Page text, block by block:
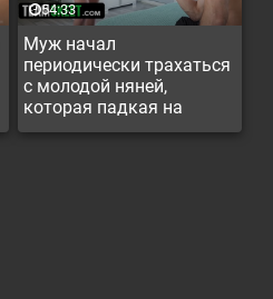
Муж начал
периодически трахаться
с молодой няней,
которая падкая на
красивых мужчин
54:33